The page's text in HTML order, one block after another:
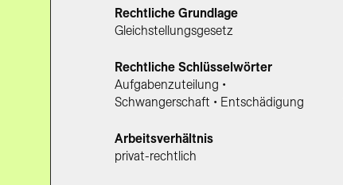
Rechtliche Grundlage
Gleichstellungsgesetz
Rechtliche Schlüsselwörter
Aufgabenzuteilung •
Schwangerschaft • Entschädigung
Arbeitsverhältnis
privat-rechtlich